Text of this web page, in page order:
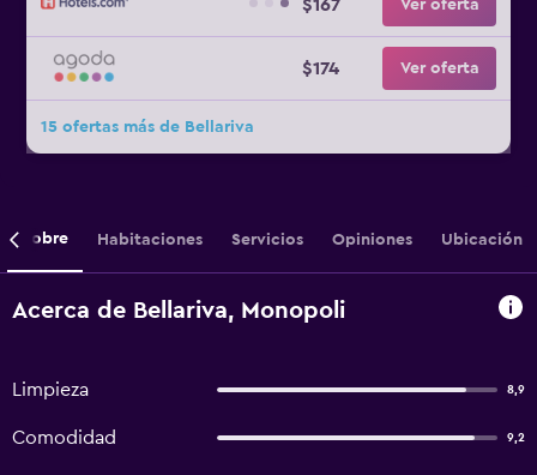
$167 Ver oferta
$174 Ver oferta
15 ofertas más de Bellariva
Sobre Habitaciones Servicios Opiniones Ubicación
Acerca de Bellariva, Monopoli
Limpieza 8,9
Comodidad 9,2